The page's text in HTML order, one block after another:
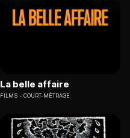
La belle affaire
FILMS COURT-MÉTRAGE